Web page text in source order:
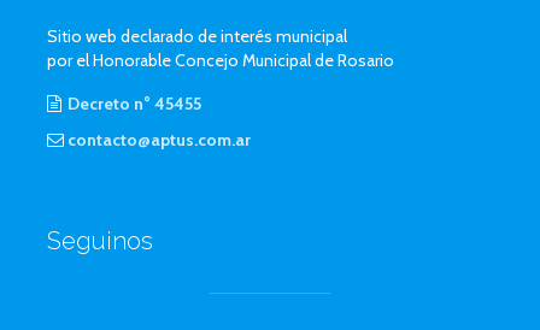
Sitio web declarado de interés municipal
por el Honorable Concejo Municipal de Rosario
Decreto n° 45455
contacto@aptus.com.ar
Seguinos